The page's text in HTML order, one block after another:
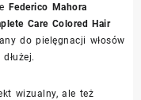
Federico Mahora
Care Colored Hair
do pielęgnacji włosów
wizualny, ale też